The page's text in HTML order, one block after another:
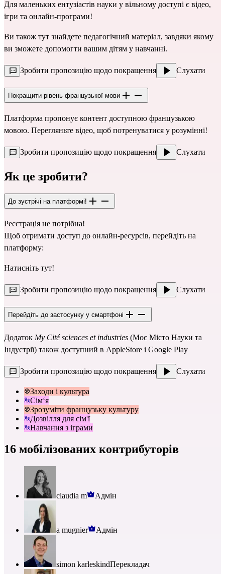
Для маленьких ентузіастів науки у вільному доступі є відео,
ігри та онлайн-програми!
Ви також тут знайдете педагогічний матеріал, завдяки якому
ви зможете допомогти вашим дітям у навчанні.
Зробити пропозицію щодо покращення Слухати
Покращити рівень французької мови
Платформа пропонує контент доступною французькою
мовою. Перегляньте відео, щоб потренуватися у розумінні!
Зробити пропозицію щодо покращення Слухати
Як це зробити?
До зустрічі на платформі!
Реєстрація не потрібна!
Щоб отримати доступ до онлайн-ресурсів, перейдіть на
платформу:
Натисніть тут!
Зробити пропозицію щодо покращення Слухати
Перейдіть до застосунку у смартфоні
Додаток My Cité sciences et industries (Моє Місто Науки та
Індустрії) також доступний в AppleStore і Google Play
Зробити пропозицію щодо покращення Слухати
Заходи і культура
Сім‘я
Зрозуміти французьку культуру
Дозвілля для сім'ї
Навчання з іграми
16 мобілізованих контрибуторів
claudia m Адмін
a mugnier Адмін
simon karleskindПерекладач